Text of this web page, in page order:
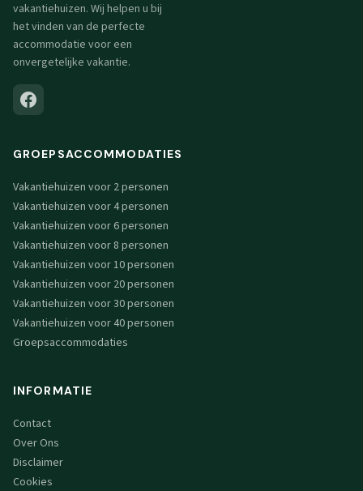
vakantiehuizen. Wij helpen u bij
het vinden van de perfecte
accommodatie voor een
onvergetelijke vakantie.
GROEPSACCOMMODATIES
Vakantiehuizen voor 2 personen
Vakantiehuizen voor 4 personen
Vakantiehuizen voor 6 personen
Vakantiehuizen voor 8 personen
Vakantiehuizen voor 10 personen
Vakantiehuizen voor 20 personen
Vakantiehuizen voor 30 personen
Vakantiehuizen voor 40 personen
Groepsaccommodaties
INFORMATIE
Contact
Over Ons
Disclaimer
Cookies